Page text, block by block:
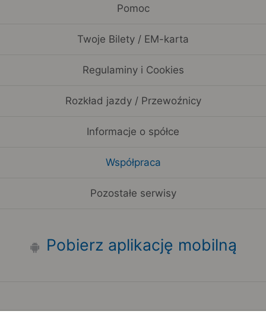
Pomoc
Twoje Bilety / EM-karta
Regulaminy i Cookies
Rozkład jazdy / Przewoźnicy
Informacje o spółce
Współpraca
Pozostałe serwisy
Pobierz aplikację mobilną